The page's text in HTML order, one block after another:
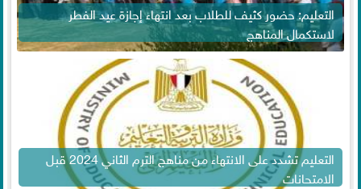
التعليم: حضور كثيف للطلاب بعد انتهاء إجازة عيد الفطر
لاستكمال المناهج
التعليم تشدد على الانتهاء من مناهج الترم الثاني 2024 قبل
الامتحانات